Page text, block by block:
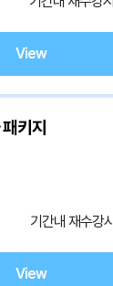
View
키지
기간내 재수강시
View